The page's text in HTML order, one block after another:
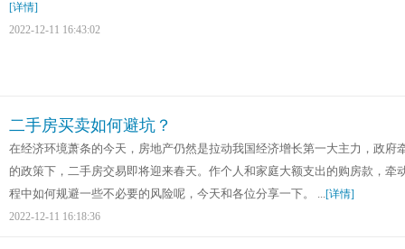
[详情]
2022-12-11 16:43:02
二手房买卖如何避坑？
在经济环境萧条的今天，房地产仍然是拉动我国经济增长第一大主力，政府
的政策下，二手房交易即将迎来春天。作个人和家庭大额支出的购房款，牵
程中如何规避一些不必要的风险呢，今天和各位分享一下。 ...[详情]
2022-12-11 16:18:36